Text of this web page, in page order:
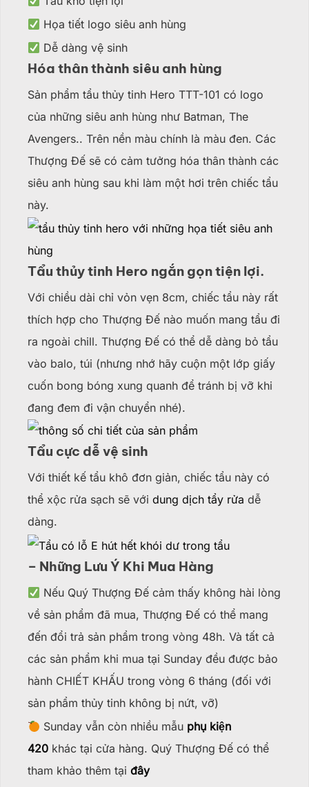
Họa tiết logo siêu anh hùng
Dễ dàng vệ sinh
Hóa thân thành siêu anh hùng
Sản phẩm tẩu thủy tinh Hero TTT-101 có logo
của những siêu anh hùng như Batman, The
Avengers.. Trên nền màu chính là màu đen. Các
Thượng Đế sẽ có cảm tưởng hóa thân thành các
siêu anh hùng sau khi làm một hơi trên chiếc tẩu
này.
Tẩu thủy tinh Hero ngắn gọn tiện lợi.
Với chiều dài chỉ vỏn vẹn 8cm, chiếc tẩu này rất
thích hợp cho Thượng Đế nào muốn mang tẩu đi
ra ngoài chill. Thượng Đế có thể dễ dàng bỏ tẩu
vào balo, túi (nhưng nhớ hãy cuộn một lớp giấy
cuốn bong bóng xung quanh để tránh bị vỡ khi
đang đem đi vận chuyển nhé).
Tẩu cực dễ vệ sinh
Với thiết kế tẩu khô đơn giản, chiếc tẩu này có
thể xộc rửa sạch sẽ với dung dịch tẩy rửa dễ
dàng.
– Những Lưu Ý Khi Mua Hàng
Nếu Quý Thượng Đế cảm thấy không hài lòng
về sản phẩm đã mua, Thượng Đế có thể mang
đến đổi trả sản phẩm trong vòng 48h. Và tất cả
các sản phẩm khi mua tại Sunday đều được bảo
hành CHIẾT KHẤU trong vòng 6 tháng (đối với
sản phẩm thủy tinh không bị nứt, vỡ)
Sunday vẫn còn nhiều mẫu phụ kiện
420 khác tại cửa hàng. Quý Thượng Đế có thể
tham khảo thêm tại đây